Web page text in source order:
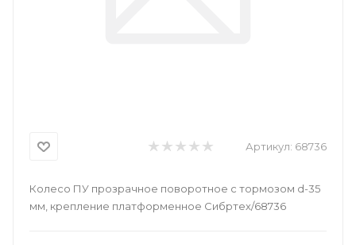
Артикул: 68736
Колесо ПУ прозрачное поворотное с тормозом d-35
мм, крепление платформенное Сибртех/68736